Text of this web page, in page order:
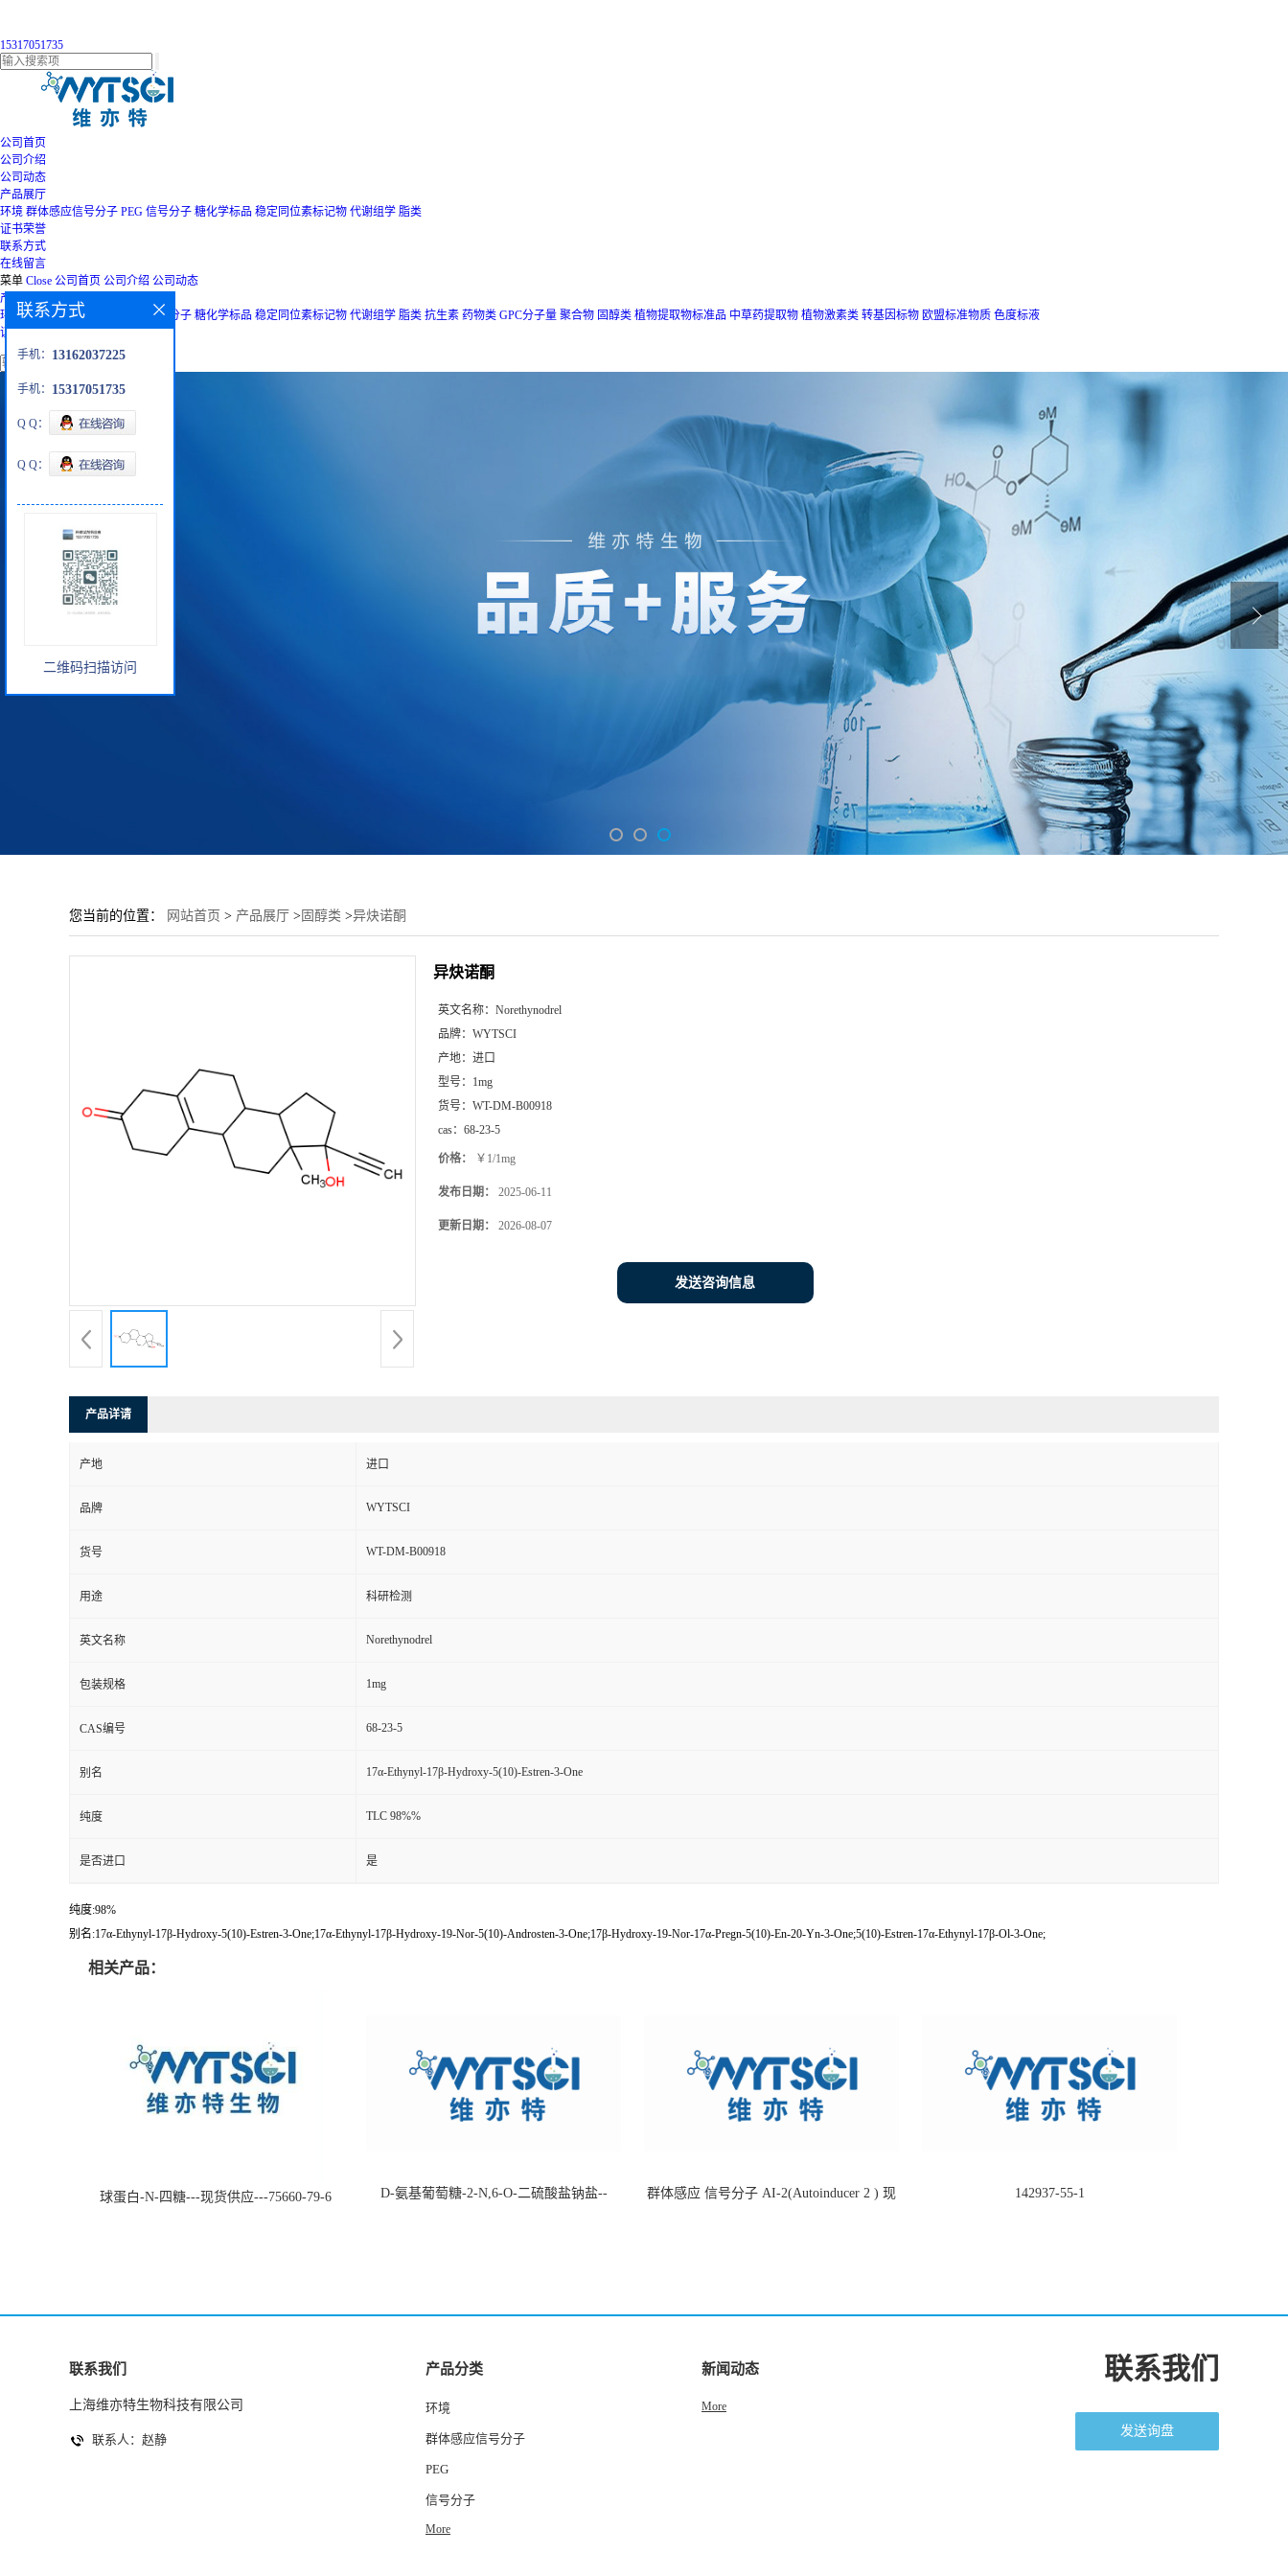
15317051735
公司首页
公司介绍
公司动态
产品展厅
环境 群体感应信号分子 PEG 信号分子 糖化学标品 稳定同位素标记物 代谢组学 脂类
证书荣誉
联系方式
在线留言
菜单 Close 公司首页 公司介绍 公司动态
产品展厅
环境 群体感应信号分子 信号分子 糖化学标品 稳定同位素标记物 代谢组学 脂类 抗生素 药物类 GPC分子量 聚合物 固醇类 植物提取物标准品 中草药提取物 植物激素类 转基因标物 欧盟标准物质 色度标液
证书荣誉 联系方式 在线留言
您当前的位置： 网站首页 > 产品展厅 > 固醇类 >异炔诺酮
异炔诺酮
英文名称： Norethynodrel
品牌： WYTSCI
产地： 进口
型号： 1mg
货号： WT-DM-B00918
cas： 68-23-5
价格： ￥1/1mg
发布日期： 2025-06-11
更新日期： 2026-08-07
发送咨询信息
产品详请
产地 进口
品牌 WYTSCI
货号 WT-DM-B00918
用途 科研检测
英文名称 Norethynodrel
包装规格 1mg
CAS编号 68-23-5
别名 17α-Ethynyl-17β-Hydroxy-5(10)-Estren-3-One
纯度 TLC 98%%
是否进口 是
纯度:98%
别名:17α-Ethynyl-17β-Hydroxy-5(10)-Estren-3-One;17α-Ethynyl-17β-Hydroxy-19-Nor-5(10)-Androsten-3-One;17β-Hydroxy-19-Nor-17α-Pregn-5(10)-En-20-Yn-3-One;5(10)-Estren-17α-Ethynyl-17β-Ol-3-One;
相关产品：
球蛋白-N-四糖---现货供应---75660-79-6
D-氨基葡萄糖-2-N,6-O-二硫酸盐钠盐--
群体感应 信号分子 AI-2(Autoinducer 2 ) 现
142937-55-1
联系方式
手机： 13162037225
手机： 15317051735
Q Q：
Q Q：
二维码扫描访问
联系我们
上海维亦特生物科技有限公司
联系人：赵静
产品分类
环境
群体感应信号分子
PEG
信号分子
More
新闻动态
More
联系我们
发送询盘